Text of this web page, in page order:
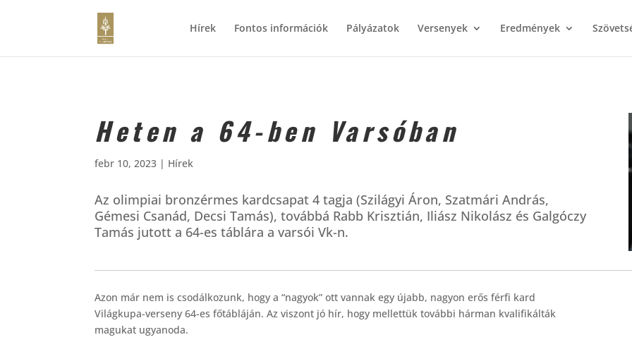
Hírek Fontos információk Pályázatok Versenyek Eredmények
Heten a 64-ben Varsóban
febr 10, 2023 | Hírek
Az olimpiai bronzérmes kardcsapat 4 tagja (Szilágyi Áron, Szatmári András,
Gémesi Csanád, Decsi Tamás), továbbá Rabb Krisztián, Iliász Nikolász és Galgóczy
Tamás jutott a 64-es táblára a varsói Vk-n.
Azon már nem is csodálkozunk, hogy a “nagyok” ott vannak egy újabb, nagyon erős férfi kard
Világkupa-verseny 64-es főtábláján. Az viszont jó hír, hogy mellettük további hárman kvalifikálták
magukat ugyanoda.